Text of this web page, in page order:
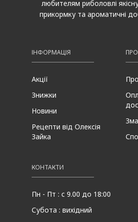
любителям риболовлі
прикормку та ароматичні
ІНФОРМАЦІЯ
Акції
Знижки
Новини
Рецепти від Олексія
Зайка
КОНТАКТИ
Пн - Пт : с 9.00 до 18:00
Субота : вихідний